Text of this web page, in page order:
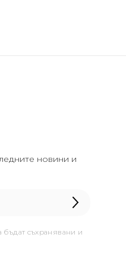
новини и
бъдат съхранявани и